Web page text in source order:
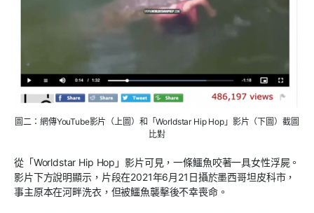
圖二：網傳YouTube影片（上圖）和「Worldstar Hip Hop」影片（下圖）截圖
比對
從「Worldstar Hip Hop」影片可見，一條鱷魚咬著一具女性浮屍。
影片下方說明顯示，片段在2021年6月21日攝於墨西哥坦皮科市，
事主原本在河畔洗衣，但被鱷魚襲擊後不幸喪命。